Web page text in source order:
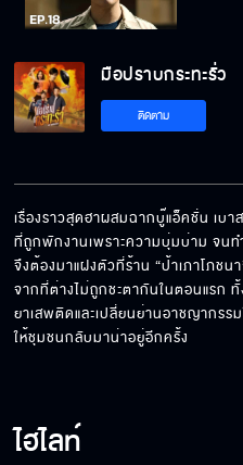
มือปราบกระทะรั่ว
ติดตาม
เรื่องราวสุดฮาผสมฉากบู๊แอ็คชั่น เบ
ที่ถูกพักงานเพราะความบุ่มบ่าม จนท
จึงต้องมาแฝงตัวที่ร้าน “ป้าเภาโภชน
จากที่ต่างไม่ถูกชะตากันในตอนแรก
ยาเสพติดและเปลี่ยนย่านอาชญากรร
ให้ชุมชนกลับมาน่าอยู่อีกครั้ง
ไฮไลท์